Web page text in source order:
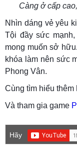
Càng ở cấp
Nhìn dáng vẻ yêu
Tội đầy sức
mong muốn sở
khóa làm nên sức
Phong Vân.
Cùng tìm hiểu thêm
Và tham gia game
Hãy